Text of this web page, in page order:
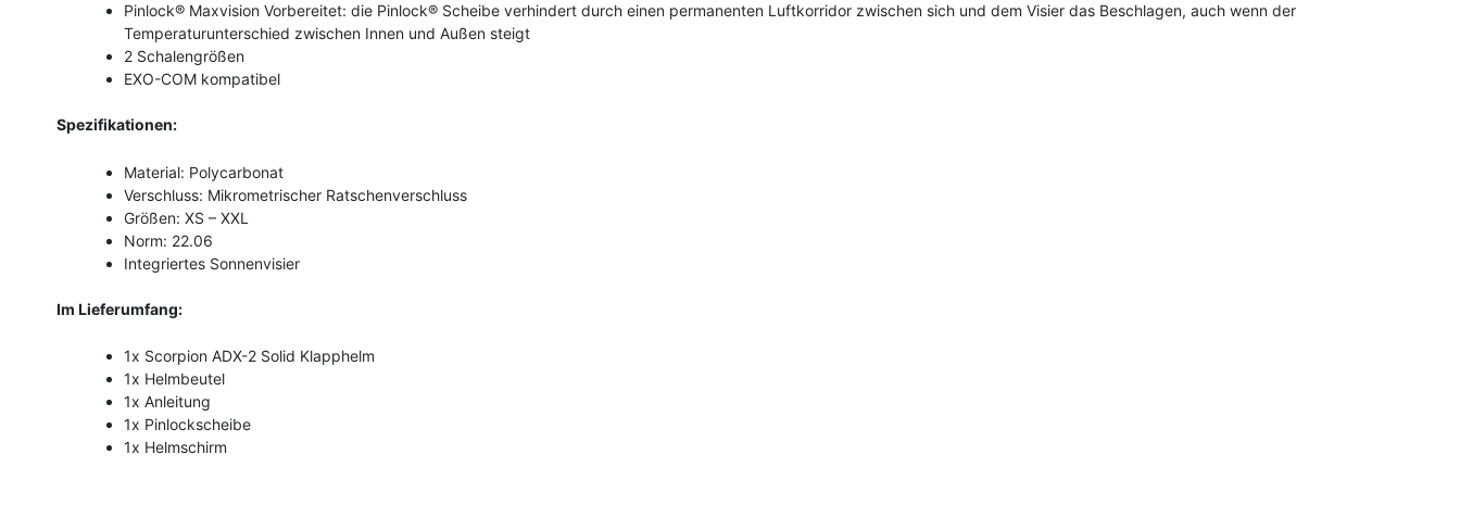
Pinlock® Maxvision Vorbereitet: die Pinlock® Scheibe verhindert durch einen permanenten Luftkorridor zwischen sich und dem Visier das Beschlagen, auch wenn der
Temperaturunterschied zwischen Innen und Außen steigt
2 Schalengrößen
EXO-COM kompatibel
Spezifikationen:
Material: Polycarbonat
Verschluss: Mikrometrischer Ratschenverschluss
Größen: XS – XXL
Norm: 22.06
Integriertes Sonnenvisier
Im Lieferumfang:
1x Scorpion ADX-2 Solid Klapphelm
1x Helmbeutel
1x Anleitung
1x Pinlockscheibe
1x Helmschirm